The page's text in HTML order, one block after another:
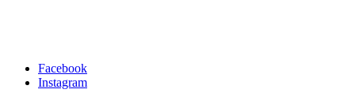
Facebook
Instagram